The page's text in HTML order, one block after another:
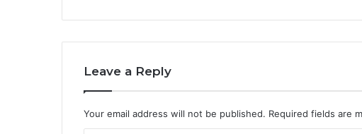
Leave a Reply
Your email address will not be published. Required fields are